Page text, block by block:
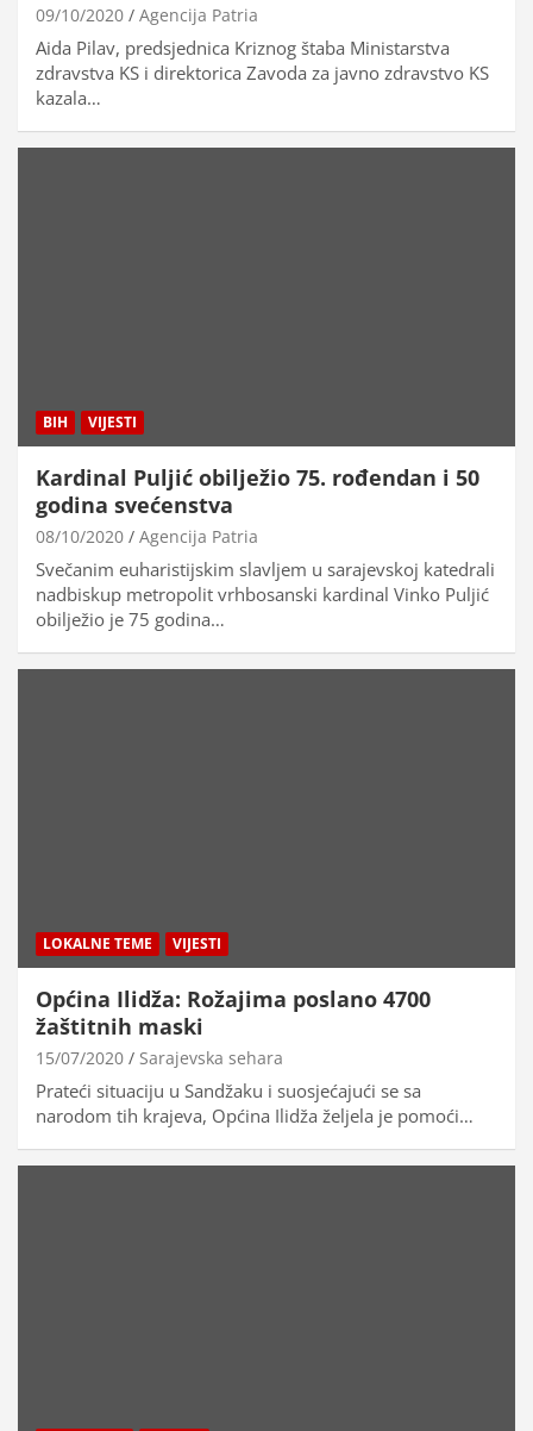
09/10/2020 Agencija Patria
Aida Pilav, predsjednica Kriznog štaba Ministarstva
zdravstva KS i direktorica Zavoda za javno zdravstvo KS
kazala…
BIH VIJESTI
Kardinal Puljić obilježio 75. rođendan i 50
godina svećenstva
08/10/2020 Agencija Patria
Svečanim euharistijskim slavljem u sarajevskoj katedrali
nadbiskup metropolit vrhbosanski kardinal Vinko Puljić
obilježio je 75 godina…
LOKALNE TEME VIJESTI
Općina Ilidža: Rožajima poslano 4700
žaštitnih maski
15/07/2020 Sarajevska sehara
Prateći situaciju u Sandžaku i suosjećajući se sa
narodom tih krajeva, Općina Ilidža željela je pomoći…